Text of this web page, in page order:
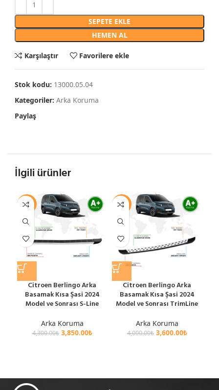
SEPETE EKLE
HEMEN AL
Karşılaştır Favorilere ekle
Stok kodu: 13000.05.04
Kategoriler: Arka Koruma
Paylaş
İlgili ürünler
-10%
Citroen Berlingo Arka
Basamak Kısa Şasi 2024
Model ve Sonrası S-Line
Arka Koruma
4,300.00₺ 3,850.00₺
-10%
Citroen Berlingo Arka
Basamak Kısa Şasi 2024
Model ve Sonrası TrimLine
Arka Koruma
4,000.00₺ 3,600.00₺